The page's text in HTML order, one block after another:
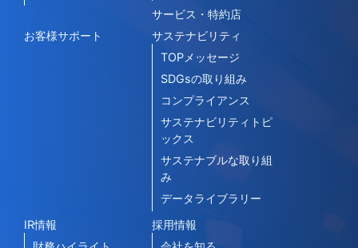
サービス・特約店
お客様サポート
サステナビリティ
TOPメッセージ
SDGsの取り組み
コンプライアンス
サステナビリティトピ
ックス
サステナブルな取り組
み
データライブラリー
IR情報
採用情報